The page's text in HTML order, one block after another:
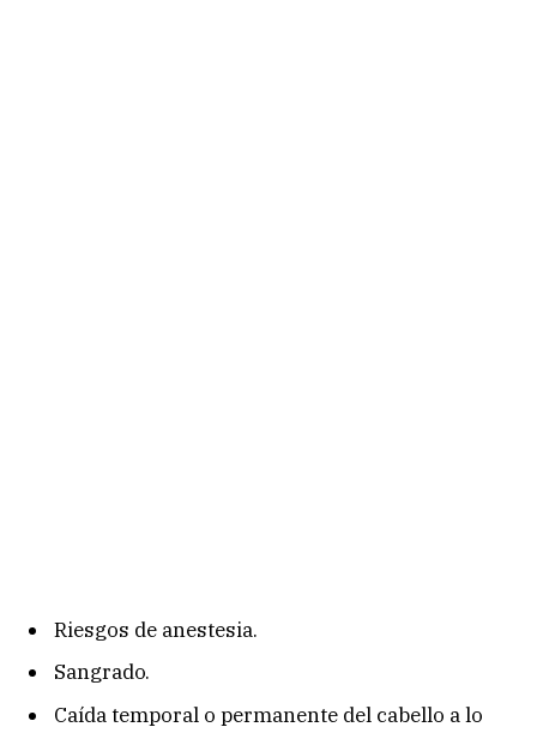
Riesgos de anestesia.
Sangrado.
Caída temporal o permanente del cabello a lo